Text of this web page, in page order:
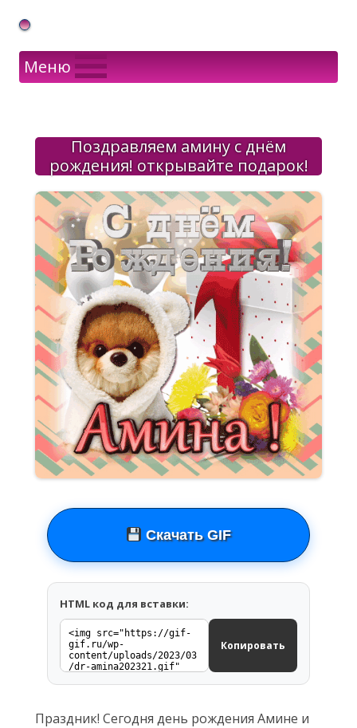
Gif Открытки в подарок
Меню
Поздравляем амину с днём
рождения! открывайте подарок!
Скачать GIF
HTML код для вставки:
Копировать
Праздник! Сегодня день рождения Амине и